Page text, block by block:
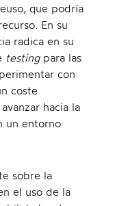
que podría
En su
radica en su
testingpara las
con
coste
hacia la
un entorno
sobre la
el uso de la